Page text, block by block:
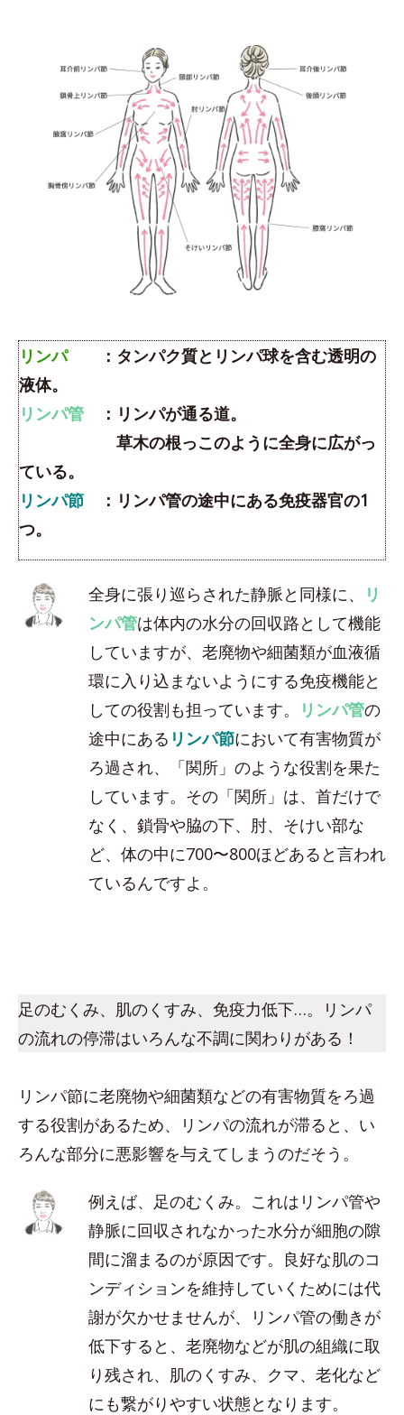
リンパ：タンパク質とリンパ球を含む透明の
液体。
リンパ管 ：リンパが通る道。
草木の根っこのように全身に広がっ
ている。
リンパ節 ：リンパ管の途中にある免疫器官の1
つ。
全身に張り巡らされた静脈と同様に、
リ
ンパ管は体内の水分の回収路として機能
していますが、老廃物や細菌類が血液循
環に入り込まないようにする免疫機能と
しての役割も担っています。
リンパ管の
途中にある リンパ節において有害物質が
ろ過され、「関所」のような役割を果た
しています。その「関所」は、首だけで
なく、鎖骨や脇の下、肘、そけい部な
ど、体の中に700〜800ほどあると言われ
ているんですよ。
足のむくみ、肌のくすみ、免疫力低下…。リンパ
の流れの停滞はいろんな不調に関わりがある！
リンパ節に老廃物や細菌類などの有害物質をろ過
する役割があるため、リンパの流れが滞ると、い
ろんな部分に悪影響を与えてしまうのだそう。
例えば、足のむくみ。これはリンパ管や
静脈に回収されなかった水分が細胞の隙
間に溜まるのが原因です。良好な肌のコ
ンディションを維持していくためには代
謝が欠かせませんが、リンパ管の働きが
低下すると、老廃物などが肌の組織に取
り残され、肌のくすみ、クマ、老化など
にも繋がりやすい状態となります。